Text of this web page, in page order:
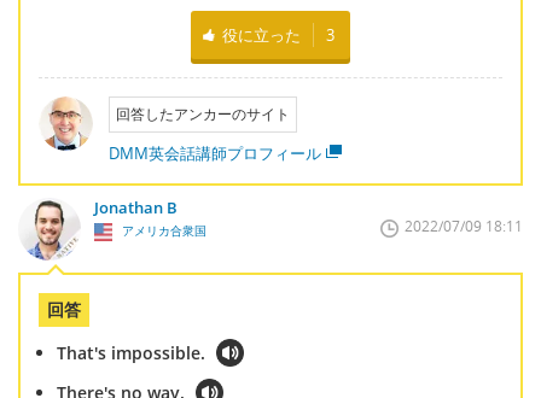
役に立った 3
回答したアンカーのサイト
DMM英会話講師プロフィール
Jonathan B
アメリカ合衆国 2022/07/09 18:11
回答
That's impossible.
There's no way.